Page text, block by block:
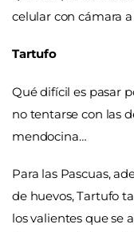
celular con cámara
Tartufo
Qué difícil es pasar
no tentarse con las
mendocina…
Para las Pascuas,
de huevos, Tartufo
los valientes que se